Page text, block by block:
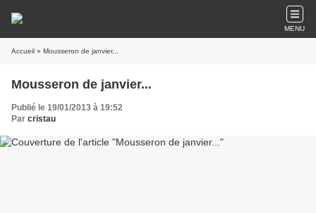
MENU
Accueil » Mousseron de janvier...
Mousseron de janvier...
Publié le 19/01/2013 à 19:52
Par cristau